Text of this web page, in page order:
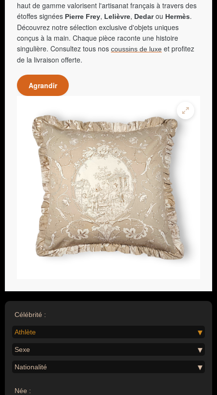
haut de gamme valorisent l'artisanat français à travers des
étoffes signées Pierre Frey, Lelièvre, Dedarou Hermès.
Découvrez notre sélection exclusive d'objets uniques
conçus à la main. Chaque pièce raconte une histoire
singulière. Consultez tous nos coussins de luxe et profitez
de la livraison offerte.
Agrandir
Célébrité :
Athlète
Sexe
Nationalité
Née :